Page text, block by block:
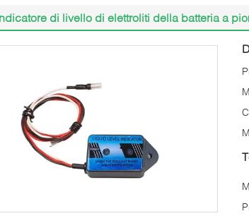
di livello di elettroliti della batteria a